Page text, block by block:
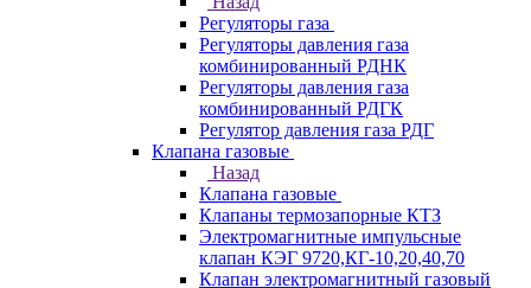
Регуляторы газа
Регуляторы давления газа
комбинированный РДНК
Регуляторы давления газа
комбинированный РДГК
Регулятор давления газа РДГ
Клапана газовые
Назад
Клапана газовые
Клапаны термозапорные КТЗ
Электромагнитные импульсные
клапан КЭГ 9720,КГ-10,20,40,70
Клапан электромагнитный газовый